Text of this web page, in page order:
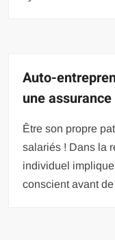
Auto-
une
Être son propre
salariés ! Dans la
individuel
conscient avant de